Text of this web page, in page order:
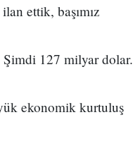
ettik, başımız
127 milyar dolar.
ekonomik kurtuluş